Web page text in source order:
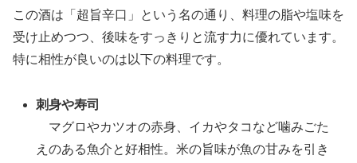
この酒は「超旨辛口」という名の通り、料理の脂や塩味を
受け止めつつ、後味をすっきりと流す力に優れています。
特に相性が良いのは以下の料理です。
刺身や寿司
マグロやカツオの赤身、イカやタコなど噛みごた
えのある魚介と好相性。米の旨味が魚の甘みを引き